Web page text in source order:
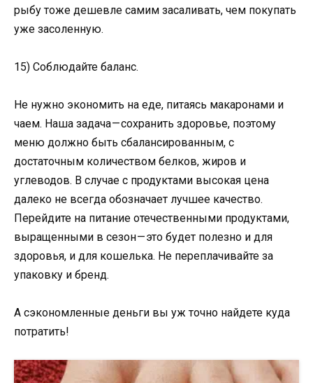
рыбу тоже дешевле самим засаливать, чем покупать
уже засоленную.
15) Соблюдайте баланс.
Не нужно экономить на еде, питаясь макаронами и
чаем. Наша задача — сохранить здоровье, поэтому
меню должно быть сбалансированным, с
достаточным количеством белков, жиров и
углеводов. В случае с продуктами высокая цена
далеко не всегда обозначает лучшее качество.
Перейдите на питание отечественными продуктами,
выращенными в сезон — это будет полезно и для
здоровья, и для кошелька. Не переплачивайте за
упаковку и бренд.
А сэкономленные деньги вы уж точно найдете куда
потратить!